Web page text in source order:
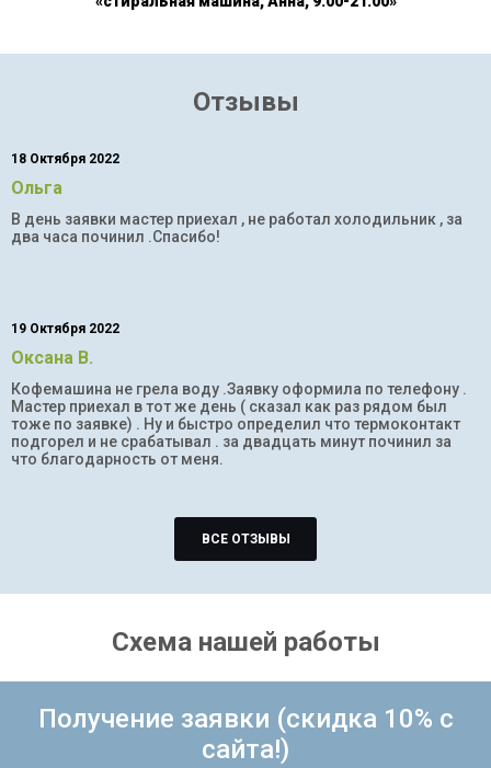
Отзывы
18 Октября 2022
Ольга
В день заявки мастер приехал , не работал холодильник , за
два часа починил .Спасибо!
19 Октября 2022
Оксана В.
Кофемашина не грела воду .Заявку оформила по телефону .
Мастер приехал в тот же день ( сказал как раз рядом был
тоже по заявке) . Ну и быстро определил что термоконтакт
подгорел и не срабатывал . за двадцать минут починил за
что благодарность от меня.
ВСЕ ОТЗЫВЫ
Схема нашей работы
Получение заявки (скидка 10% с
сайта!)